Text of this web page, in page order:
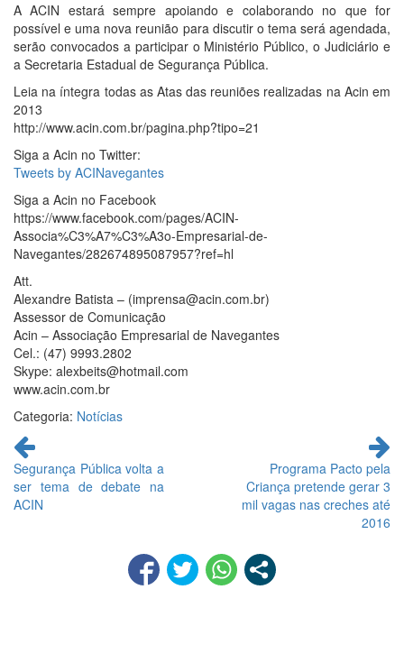
A ACIN estará sempre apoiando e colaborando no que for
possível e uma nova reunião para discutir o tema será agendada,
serão convocados a participar o Ministério Público, o Judiciário e
a Secretaria Estadual de Segurança Pública.
Leia na íntegra todas as Atas das reuniões realizadas na Acin em
2013
http://www.acin.com.br/pagina.php?tipo=21
Siga a Acin no Twitter:
Tweets by ACINavegantes
Siga a Acin no Facebook
https://www.facebook.com/pages/ACIN-
Associa%C3%A7%C3%A3o-Empresarial-de-
Navegantes/282674895087957?ref=hl
Att.
Alexandre Batista – (imprensa@acin.com.br)
Assessor de Comunicação
Acin – Associação Empresarial de Navegantes
Cel.: (47) 9993.2802
Skype: alexbeits@hotmail.com
www.acin.com.br
Categoria: Notícias
Continue
lendo
Segurança Pública volta a
ser tema de debate na
ACIN
Programa Pacto pela
Criança pretende gerar 3
mil vagas nas creches até
2016